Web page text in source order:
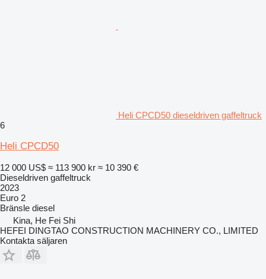
Heli CPCD50 dieseldriven gaffeltruck
6
Heli CPCD50
12 000 US$ ≈ 113 900 kr ≈ 10 390 €
Dieseldriven gaffeltruck
2023
Euro 2
Bränsle diesel
Kina, He Fei Shi
HEFEI DINGTAO CONSTRUCTION MACHINERY CO., LIMITED
Kontakta säljaren